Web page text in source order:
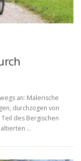
an: Malerische
durchzogen von
des Bergischen
…